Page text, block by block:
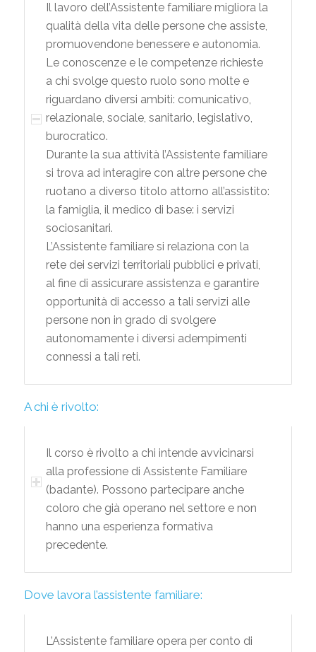
Il lavoro dell’Assistente familiare migliora la
qualità della vita delle persone che assiste,
promuovendone benessere e autonomia.
Le conoscenze e le competenze richieste
a chi svolge questo ruolo sono molte e
riguardano diversi ambiti: comunicativo,
relazionale, sociale, sanitario, legislativo,
burocratico.
Durante la sua attività l’Assistente familiare
si trova ad interagire con altre persone che
ruotano a diverso titolo attorno all’assistito:
la famiglia, il medico di base: i servizi
sociosanitari.
L’Assistente familiare si relaziona con la
rete dei servizi territoriali pubblici e privati,
al fine di assicurare assistenza e garantire
opportunità di accesso a tali servizi alle
persone non in grado di svolgere
autonomamente i diversi adempimenti
connessi a tali reti.
A chi è rivolto:
Il corso è rivolto a chi intende avvicinarsi
alla professione di Assistente Familiare
(badante). Possono partecipare anche
coloro che già operano nel settore e non
hanno una esperienza formativa
precedente.
Dove lavora l’assistente familiare:
L’Assistente familiare opera per conto di